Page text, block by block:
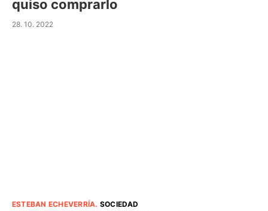
quiso comprarlo
28. 10. 2022
ESTEBAN ECHEVERRÍA. SOCIEDAD